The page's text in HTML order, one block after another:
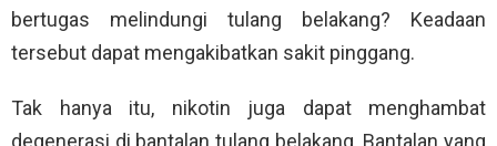
bertugas melindungi tulang belakang? Keadaan
tersebut dapat mengakibatkan sakit pinggang.
Tak hanya itu, nikotin juga dapat menghambat